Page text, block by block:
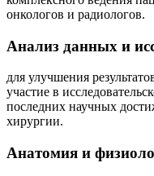
онкологов и радиологов.
Анализ данных и
для улучшения
участие в
последних научных
хирургии.
Анатомия и